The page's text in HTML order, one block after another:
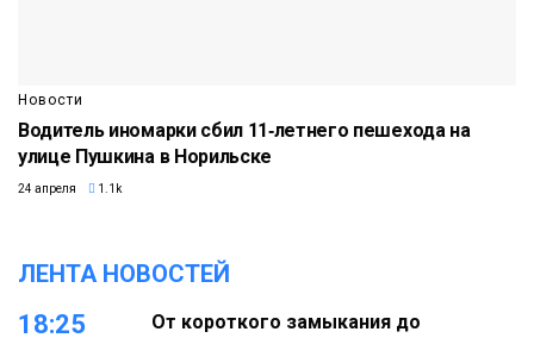
Новости
Водитель иномарки сбил 11‑летнего пешехода на
улице Пушкина в Норильске
24 апреля 1.1k
ЛЕНТА НОВОСТЕЙ
18:25
От короткого замыкания до